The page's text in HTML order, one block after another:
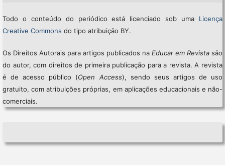
Todo o conteúdo do periódico está licenciado sob uma Licença
Creative Commons do tipo atribuição BY.
Os Direitos Autorais para artigos publicados naEducar em Revista são
do autor, com direitos de primeira publicação para a revista. A revista
é de acesso público (Open Access), sendo seus artigos de uso
gratuito, com atribuições próprias, em aplicações educacionais e não-
comerciais.